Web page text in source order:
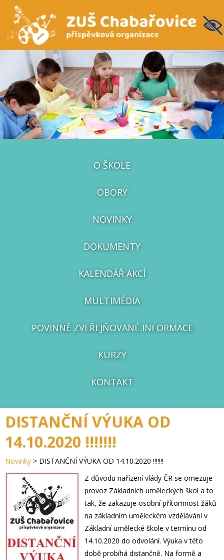
O ŠKOLE
OBORY
NOVINKY
DOKUMENTY
KALENDÁŘ AKCÍ
MULTIMÉDIA
POVINNĚ ZVEŘEJŇOVANÉ INFORMACE
KURZY
KONTAKT
DISTANČNÍ VÝUKA OD
14.10.2020 !!!!!!!
Novinky > DISTANČNÍ VÝUKA OD 14.10.2020 !!!!!!!
Z důvodu nařízení vlády ČR se omezuje
provoz Základních uměleckých škol a to
tak, že zakazuje osobní přítomnost žáků
na základním uměleckém vzdělávání v
Základní umělecké škole v termínu od
14.10.2020 do odvolání. Výuka v této
době probíhá distančně. Na formě a